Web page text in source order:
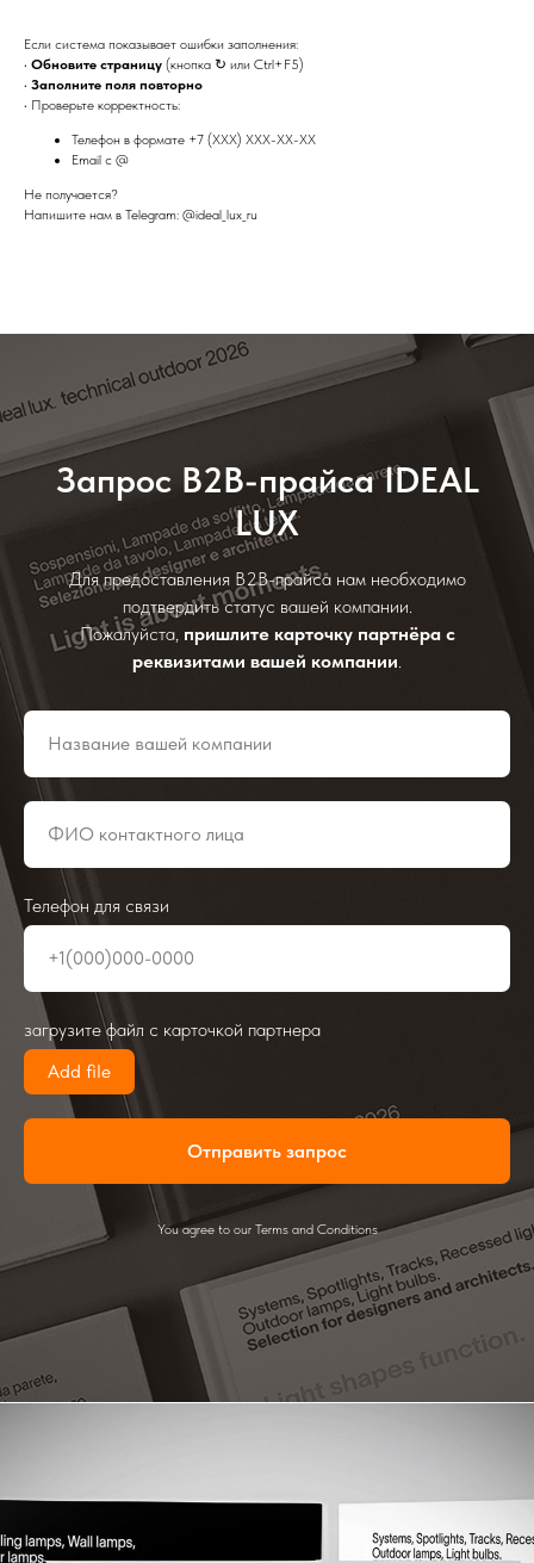
Если система показывает ошибки заполнения:
• Обновите страницу (кнопка ↻ или Ctrl+F5)
• Заполните поля повторно
• Проверьте корректность:
Телефон в формате +7 (XXX) XXX-XX-XX
Email с @
Не получается?
Напишите нам в Telegram: @ideal_lux_ru
Запрос B2B-прайса IDEAL
LUX
Для предоставления B2B-прайса нам необходимо
подтвердить статус вашей компании.
Пожалуйста, пришлите карточку партнёра с
реквизитами вашей компании.
Телефон для связи
загрузите файл с карточкой партнера
Add file
Отправить запрос
You agree to our Terms and Conditions